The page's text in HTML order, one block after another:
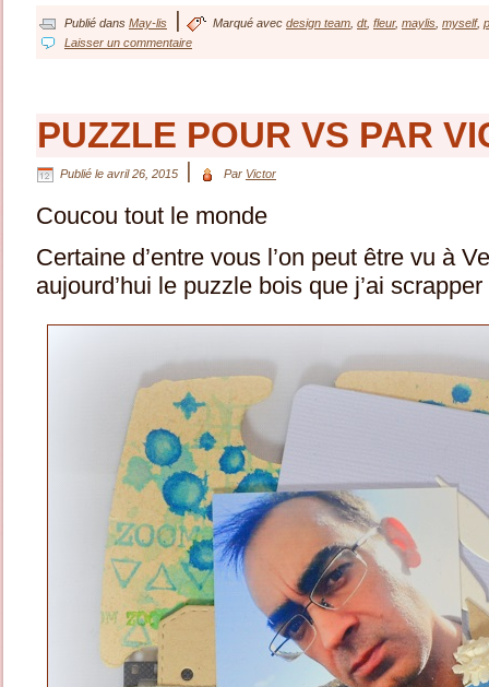
Publié dans May-lis Marqué avec design team dt, fleur, maylis myself,
Laisser un commentaire
PUZZLE POUR VS PAR
Publié le avril 26, 2015 Par Victor
Coucou tout le monde
Certaine d’entre vous l’on peut être vu à
aujourd’hui le puzzle bois que j’ai